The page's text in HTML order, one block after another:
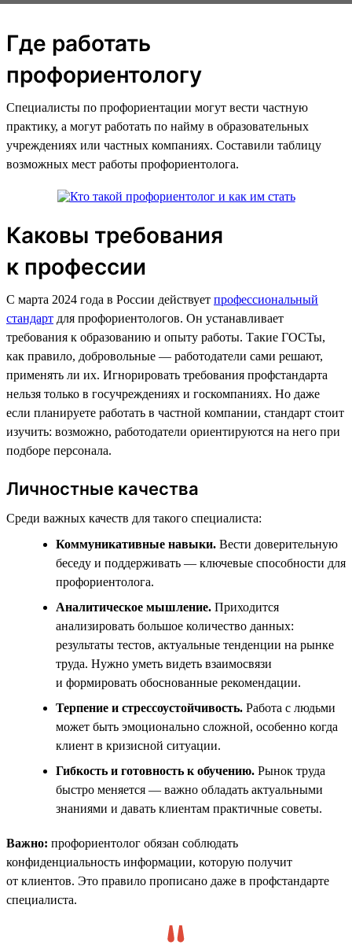
Где работать
профориентологу
Специалисты по профориентации могут вести частную
практику, а могут работать по найму в образовательных
учреждениях или частных компаниях. Составили таблицу
возможных мест работы профориентолога.
Каковы требования
к профессии
С марта 2024 года в России действует профессиональный
стандарт для профориентологов. Он устанавливает
требования к образованию и опыту работы. Такие ГОСТы,
как правило, добровольные — работодатели сами решают,
применять ли их. Игнорировать требования профстандарта
нельзя только в госучреждениях и госкомпаниях. Но даже
если планируете работать в частной компании, стандарт стоит
изучить: возможно, работодатели ориентируются на него при
подборе персонала.
Личностные качества
Среди важных качеств для такого специалиста:
Коммуникативные навыки. Вести доверительную
беседу и поддерживать — ключевые способности для
профориентолога.
Аналитическое мышление. Приходится
анализировать большое количество данных:
результаты тестов, актуальные тенденции на рынке
труда. Нужно уметь видеть взаимосвязи
и формировать обоснованные рекомендации.
Терпение и стрессоустойчивость. Работа с людьми
может быть эмоционально сложной, особенно когда
клиент в кризисной ситуации.
Гибкость и готовность к обучению. Рынок труда
быстро меняется — важно обладать актуальными
знаниями и давать клиентам практичные советы.
Важно: профориентолог обязан соблюдать
конфиденциальность информации, которую получит
от клиентов. Это правило прописано даже в профстандарте
специалиста.